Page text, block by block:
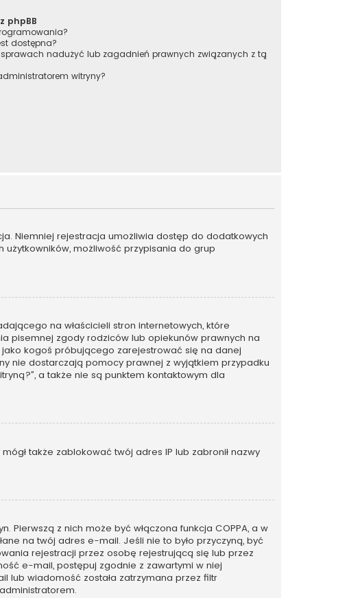
phpBB
dostępna?
nadużyć lub zagadnień prawnych związanych z tą
witryny?
Niemniej rejestracja umożliwia dostęp do dodatkowych
użytkowników, możliwość przypisania do grup
na właścicieli stron internetowych, które
pisemnej zgody rodziców lub opiekunów prawnych na
kogoś próbującego zarejestrować się na danej
nie dostarczają pomocy prawnej z wyjątkiem przypadku
a także nie są punktem kontaktowym dla
także zablokować twój adres IP lub zabronił nazwy
Pierwszą z nich może być włączona funkcja COPPA, a w
na twój adres e-mail. Jeśli nie to było przyczyną, być
rejestracji przez osobę rejestrującą się lub przez
e-mail, postępuj zgodnie z zawartymi w niej
lub wiadomość została zatrzymana przez filtr